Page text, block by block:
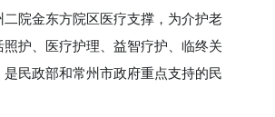
院金东方院区医疗支撑，为介护老
照护、医疗护理、益智疗护、临终关
民政部和常州市政府重点支持的民